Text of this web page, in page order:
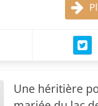
Une héritière